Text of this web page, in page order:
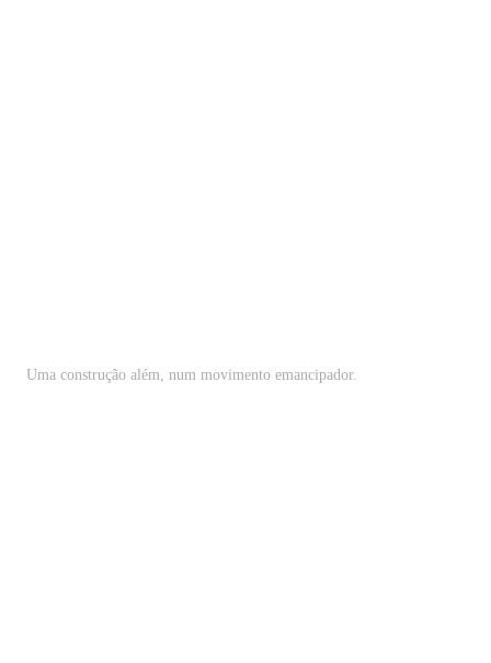
Uma construção além, num movimento emancipador.